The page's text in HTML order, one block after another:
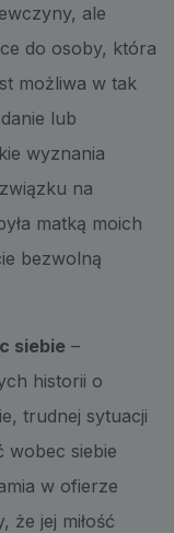
ale
do osoby, która
możliwa w tak
lub
wyznania
na
matką moich
bezwolną
siebie –
historii o
trudnej sytuacji
wobec siebie
w ofierze
że jej miłość